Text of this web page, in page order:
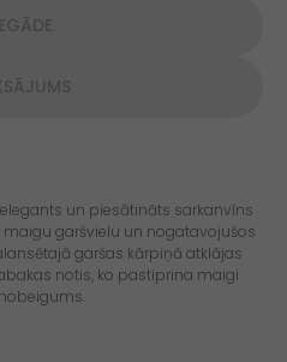
un piesātināts sarkanvīns
garšvielu un nogatavojušos
garšas kārpiņā atklājas
notis, ko pastiprina maigi